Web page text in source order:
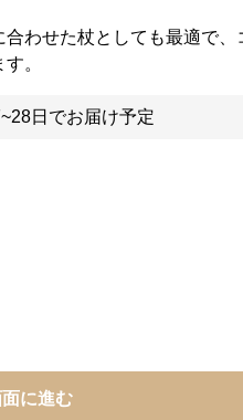
わせた杖としても最適で、
。
日でお届け予定
に進む